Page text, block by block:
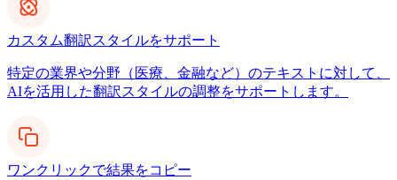
カスタム翻訳スタイルをサポート
特定の業界や分野（医療、金融など）のテキストに対して、
AIを活用した翻訳スタイルの調整をサポートします。
ワンクリックで結果をコピー